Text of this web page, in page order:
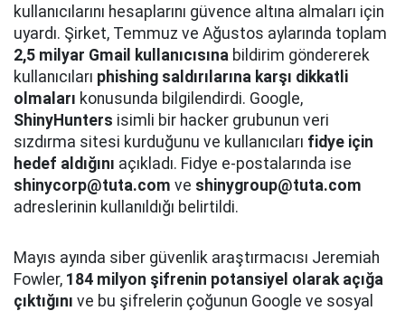
kullanıcılarını hesaplarını güvence altına almaları için
uyardı. Şirket, Temmuz ve Ağustos aylarında toplam
2,5 milyar Gmail kullanıcısına bildirim göndererek
kullanıcıları phishing saldırılarına karşı dikkatli
olmaları konusunda bilgilendirdi. Google,
ShinyHunters isimli bir hacker grubunun veri
sızdırma sitesi kurduğunu ve kullanıcıları fidye için
hedef aldığını açıkladı. Fidye e-postalarında ise
shinycorp@tuta.com ve shinygroup@tuta.com
adreslerinin kullanıldığı belirtildi.
Mayıs ayında siber güvenlik araştırmacısı Jeremiah
Fowler, 184 milyon şifrenin potansiyel olarak açığa
çıktığını ve bu şifrelerin çoğunun Google ve sosyal